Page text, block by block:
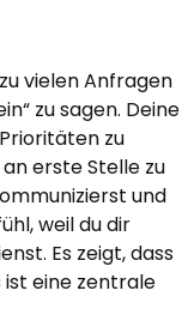
vielen Anfragen
zu sagen. Deine
zu
erste Stelle zu
und
weil du dir
Es zeigt, dass
eine zentrale